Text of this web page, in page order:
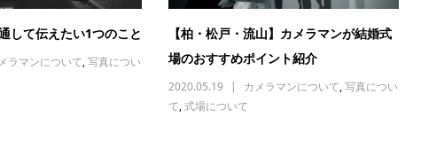
して伝えたい1つのこと
ラマンについて,写真につい
【柏・松戸・流山】カメラマンが結婚式
場のおすすめポイント紹介
2020.05.19 カメラマンについて,写真につい
て,式場について